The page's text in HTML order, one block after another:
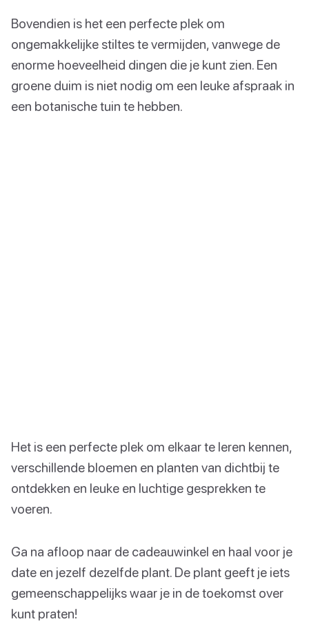
Bovendien is het een perfecte plek om
ongemakkelijke stiltes te vermijden, vanwege de
enorme hoeveelheid dingen die je kunt zien. Een
groene duim is niet nodig om een leuke afspraak in
een botanische tuin te hebben.
Het is een perfecte plek om elkaar te leren kennen,
verschillende bloemen en planten van dichtbij te
ontdekken en leuke en luchtige gesprekken te
voeren.
Ga na afloop naar de cadeauwinkel en haal voor je
date en jezelf dezelfde plant. De plant geeft je iets
gemeenschappelijks waar je in de toekomst over
kunt praten!